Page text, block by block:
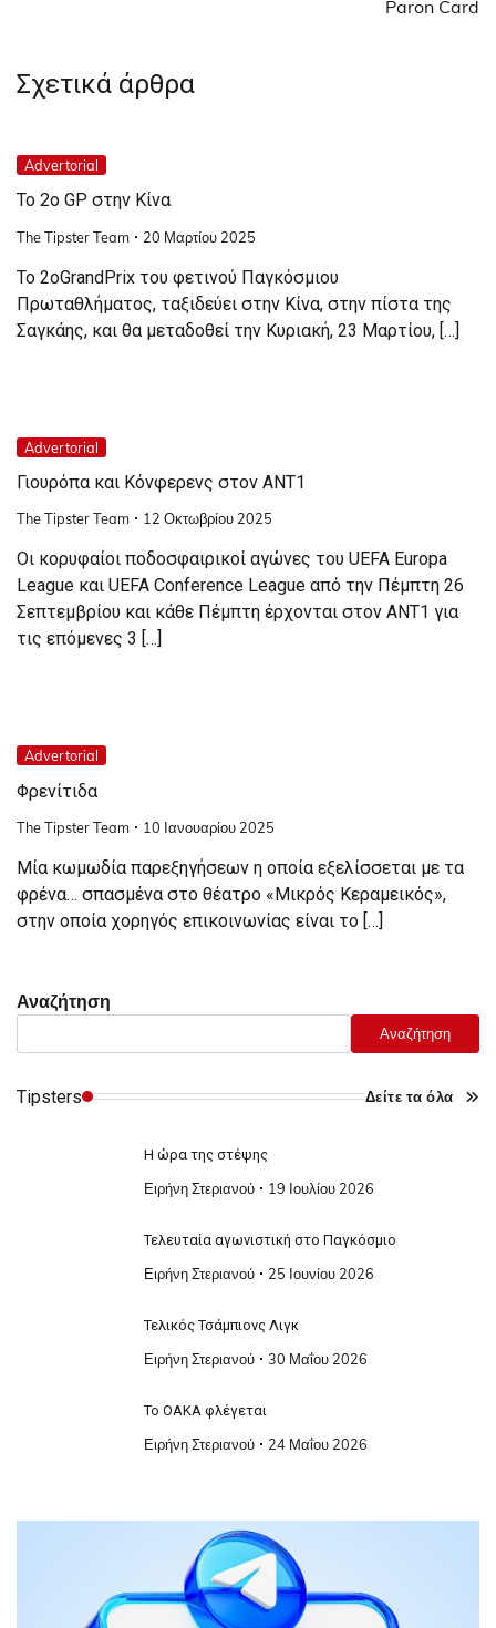
Paron Card
Σχετικά άρθρα
Advertorial
Το 2ο GP στην Κίνα
The Tipster Team 20 Μαρτίου 2025
Το 2οGrandPrix του φετινού Παγκόσμιου
Πρωταθλήματος, ταξιδεύει στην Κίνα, στην πίστα της
Σαγκάης, και θα μεταδοθεί την Κυριακή, 23 Μαρτίου, […]
Advertorial
Γιουρόπα και Κόνφερενς στον ANT1
The Tipster Team 12 Οκτωβρίου 2025
Οι κορυφαίοι ποδοσφαιρικοί αγώνες του UEFA Europa
League και UEFA Conference League από την Πέμπτη 26
Σεπτεμβρίου και κάθε Πέμπτη έρχονται στον ΑΝΤ1 για
τις επόμενες 3 […]
Advertorial
Φρενίτιδα
The Tipster Team 10 Ιανουαρίου 2025
Μία κωμωδία παρεξηγήσεων η οποία εξελίσσεται με τα
φρένα… σπασμένα στο θέατρο «Μικρός Κεραμεικός»,
στην οποία χορηγός επικοινωνίας είναι το […]
Αναζήτηση
Αναζήτηση
Tipsters Δείτε τα όλα
Η ώρα της στέψης
Ειρήνη Στεριανού 19 Ιουλίου 2026
Τελευταία αγωνιστική στο Παγκόσμιο
Ειρήνη Στεριανού 25 Ιουνίου 2026
Τελικός Τσάμπιονς Λιγκ
Ειρήνη Στεριανού 30 Μαΐου 2026
Το ΟΑΚΑ φλέγεται
Ειρήνη Στεριανού 24 Μαΐου 2026